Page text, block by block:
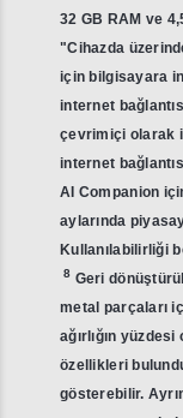
32 GB RAM ve
"Cihazda
için bilgisayara
internet
çevrimiçi olarak
internet
AI Companion
aylarında
Kullanılabilirliği
8 Geri
metal parçaları
ağırlığın
özellikleri
gösterebilir.